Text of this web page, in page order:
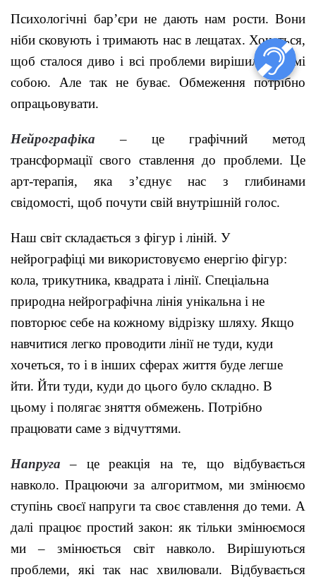
Психологічні бар’єри не дають нам рости. Вони
ніби сковують і тримають нас в лещатах. Хочеться,
щоб сталося диво і всі проблеми вирішилися самі
собою. Але так не буває. Обмеження потрібно
опрацьовувати.
Нейрографіка – це графічний метод
трансформації свого ставлення до проблеми. Це
арт-терапія, яка з’єднує нас з глибинами
свідомості, щоб почути свій внутрішній голос.
Наш світ складається з фігур і ліній. У
нейрографіці ми використовуємо енергію фігур:
кола, трикутника, квадрата і лінії. Спеціальна
природна нейрографічна лінія унікальна і не
повторює себе на кожному відрізку шляху. Якщо
навчитися легко проводити лінії не туди, куди
хочеться, то і в інших сферах життя буде легше
йти. Йти туди, куди до цього було складно. В
цьому і полягає зняття обмежень. Потрібно
працювати саме з відчуттями.
Напруга – це реакція на те, що відбувається
навколо. Працюючи за алгоритмом, ми змінюємо
ступінь своєї напруги та своє ставлення до теми. А
далі працює простий закон: як тільки змінюємося
ми – змінюється світ навколо. Вирішуються
проблеми, які так нас хвилювали. Відбувається